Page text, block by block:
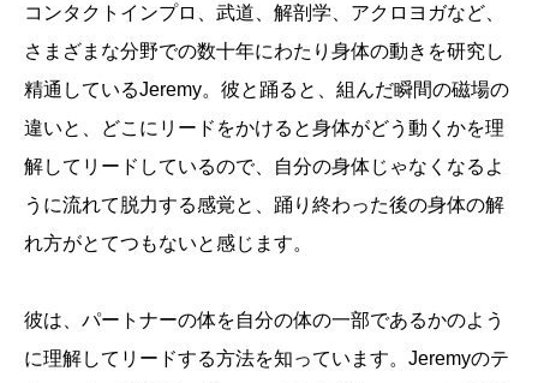
コンタクトインプロ、武道、解剖学、アクロヨガなど、
さまざまな分野での数十年にわたり身体の動きを研究し
精通しているJeremy。彼と踊ると、組んだ瞬間の磁場の
違いと、どこにリードをかけると身体がどう動くかを理
解してリードしているので、自分の身体じゃなくなるよ
うに流れて脱力する感覚と、踊り終わった後の身体の解
れ方がとてつもないと感じます。
彼は、パートナーの体を自分の体の一部であるかのよう
に理解してリードする方法を知っています。Jeremyのテ